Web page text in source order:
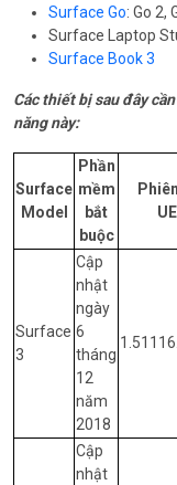
Surface Go: Go 2,
Surface Laptop
Surface Book 3
Các thiết bị sau đây
năng này:
Surface
Model
Phần
mềm
bắt
buộc
Surface
3
Cập
nhật
ngày
6
tháng
12
năm
2018
Cập
nhật